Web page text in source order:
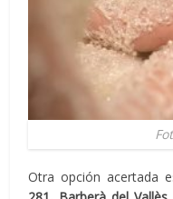
Otra opción acertada